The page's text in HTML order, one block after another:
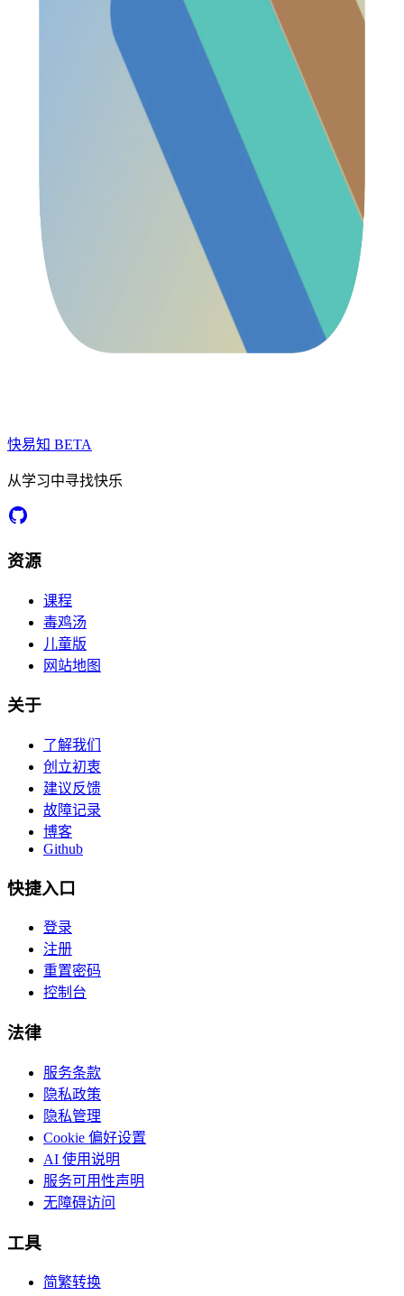
快易知 BETA
从学习中寻找快乐
资源
课程
毒鸡汤
儿童版
网站地图
关于
了解我们
创立初衷
建议反馈
故障记录
博客
Github
快捷入口
登录
注册
重置密码
控制台
法律
服务条款
隐私政策
隐私管理
Cookie 偏好设置
AI 使用说明
服务可用性声明
无障碍访问
工具
简繁转换